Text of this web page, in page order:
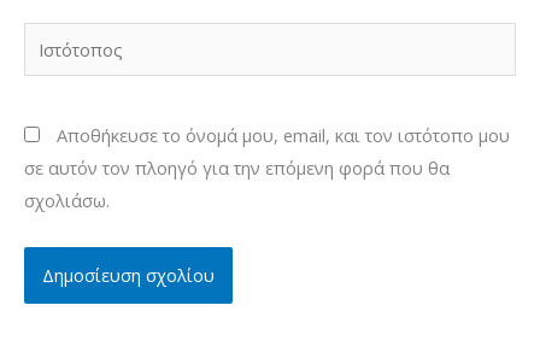
Ιστότοπος
Αποθήκευσε το όνομά μου, email, και τον ιστότοπο μου
σε αυτόν τον πλοηγό για την επόμενη φορά που θα
σχολιάσω.